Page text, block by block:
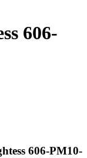
606-
606-PM10-